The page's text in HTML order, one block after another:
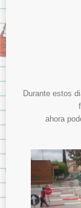
Durante estos
ahora